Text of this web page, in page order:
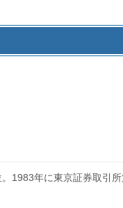
1983年に東京証券取引